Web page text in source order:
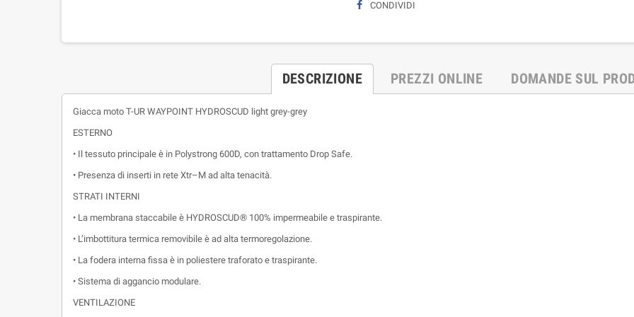
CONDIVIDI
DESCRIZIONE PREZZI ONLINE DOMANDE SUL
Giacca moto T-UR WAYPOINT HYDROSCUD light grey-grey
ESTERNO
• Il tessuto principale è in Polystrong 600D, con trattamento Drop Safe.
• Presenza di inserti in rete Xtr–M ad alta tenacità.
STRATI INTERNI
• La membrana staccabile è HYDROSCUD® 100% impermeabile e traspirante.
• L’imbottitura termica removibile è ad alta termoregolazione.
• La fodera interna fissa è in poliestere traforato e traspirante.
• Sistema di aggancio modulare.
VENTILAZIONE